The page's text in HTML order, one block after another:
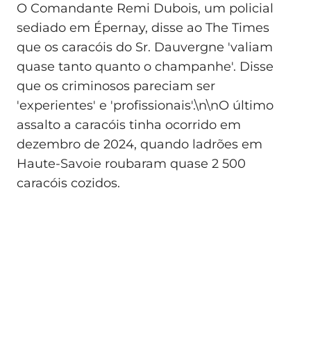
O Comandante Remi Dubois, um policial
sediado em Épernay, disse ao The Times
que os caracóis do Sr. Dauvergne 'valiam
quase tanto quanto o champanhe'. Disse
que os criminosos pareciam ser
'experientes' e 'profissionais'.\n\nO último
assalto a caracóis tinha ocorrido em
dezembro de 2024, quando ladrões em
Haute-Savoie roubaram quase 2 500
caracóis cozidos.